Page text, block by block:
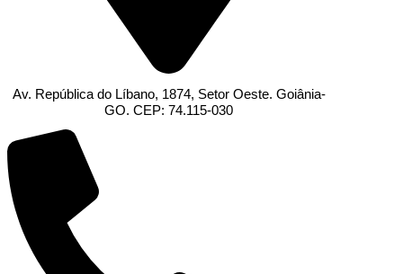
Av. República do Líbano, 1874, Setor Oeste. Goiânia-
GO. CEP: 74.115-030